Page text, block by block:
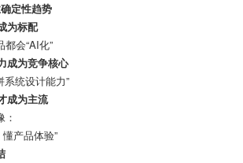
定性趋势
为标配
都会“AI化”
成为竞争核心
系统设计能力”
成为主流
懂产品体验”